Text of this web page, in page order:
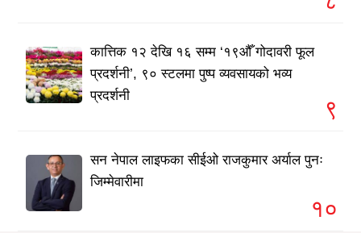
कात्तिक १२ देखि १६ सम्म ‘१९औँ गोदावरी फूल
प्रदर्शनी’, ९० स्टलमा पुष्प व्यवसायको भव्य
प्रदर्शनी
९
सन नेपाल लाइफका सीईओ राजकुमार अर्याल पुनः
जिम्मेवारीमा
१०